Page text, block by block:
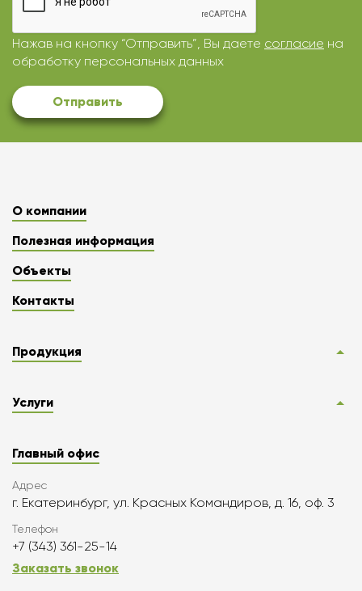
Нажав на кнопку “Отправить”, Вы даете согласие на
обработку персональных данных
Отправить
О компании
Полезная информация
Объекты
Контакты
Продукция
Услуги
Главный офис
Адрес
г. Екатеринбург, ул. Красных Командиров, д. 16, оф. 3
Телефон
+7 (343) 361-25-14
Заказать звонок